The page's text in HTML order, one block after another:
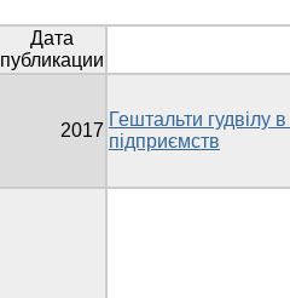
Дата
публикации
2017
Гештальти гудвілу
підприємств